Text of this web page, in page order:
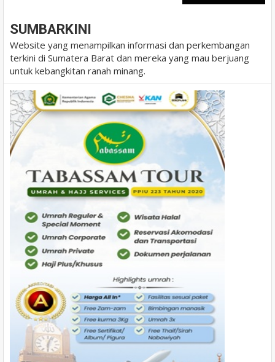
SUMBARKINI
Website yang menampilkan informasi dan perkembangan
terkini di Sumatera Barat dan mereka yang mau berjuang
untuk kebangkitan ranah minang.